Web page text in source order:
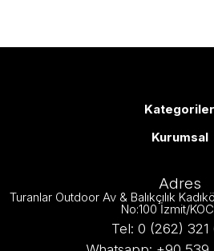
Kategoriler
Kurumsal
Adres
Turanlar Outdoor Av & Balıkçılık
No:100 İzmit/
Tel: 0 (262) 321